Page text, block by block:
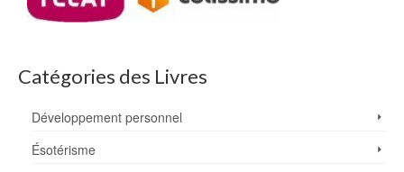
Catégories des Livres
Développement personnel
Ésotérisme